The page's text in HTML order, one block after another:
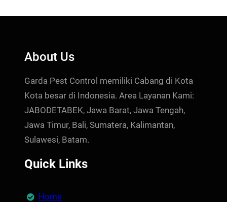
About Us
Garda Pest Control memiliki Cabang di Kota
Kota besar di Indonesia. Area Layanan Kami:
JABODETABEK, Jawa Barat, Jawa Tengah,
Jawa Timur, Bali, Sumatera, Kalimantan,
Sulawesi, Batam.
Quick Links
Home